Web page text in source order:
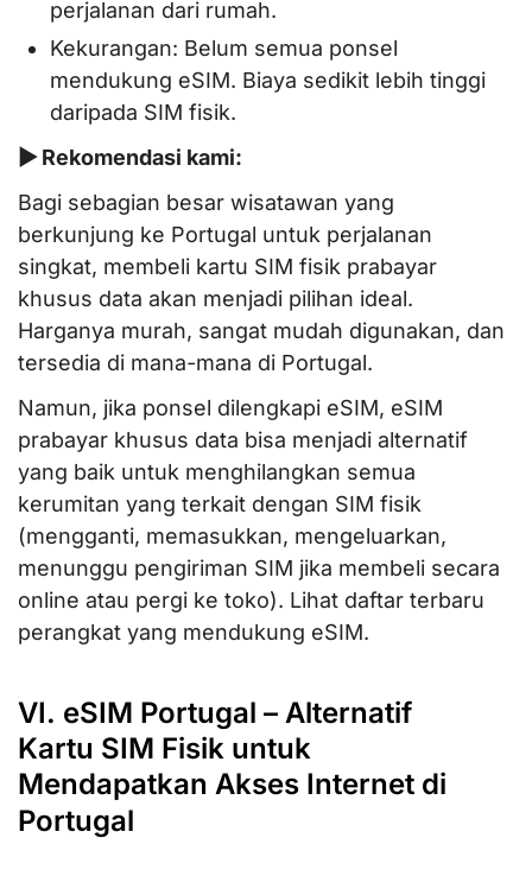
perjalanan dari rumah.
Kekurangan: Belum semua ponsel
mendukung eSIM. Biaya sedikit lebih tinggi
daripada SIM fisik.
▶ Rekomendasi kami:
Bagi sebagian besar wisatawan yang
berkunjung ke Portugal untuk perjalanan
singkat, membeli kartu SIM fisik prabayar
khusus data akan menjadi pilihan ideal.
Harganya murah, sangat mudah digunakan, dan
tersedia di mana-mana di Portugal.
Namun, jika ponsel dilengkapi eSIM, eSIM
prabayar khusus data bisa menjadi alternatif
yang baik untuk menghilangkan semua
kerumitan yang terkait dengan SIM fisik
(mengganti, memasukkan, mengeluarkan,
menunggu pengiriman SIM jika membeli secara
online atau pergi ke toko). Lihat daftar terbaru
perangkat yang mendukung eSIM.
VI. eSIM Portugal – Alternatif
Kartu SIM Fisik untuk
Mendapatkan Akses Internet di
Portugal